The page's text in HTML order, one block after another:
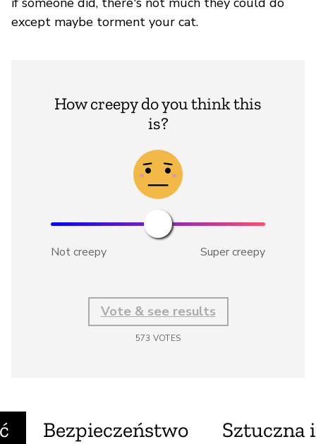
except maybe torment your cat.
How creepy do you think this
is?
Not creepy Super creepy
Vote & see results
573 VOTES
Bezpieczeństwo Sztuczna